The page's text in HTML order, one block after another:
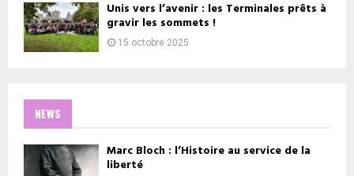
Unis vers l’avenir : les Terminales prêts à
gravir les sommets !
15 octobre 2025
NEWS
Marc Bloch : l’Histoire au service de la
liberté